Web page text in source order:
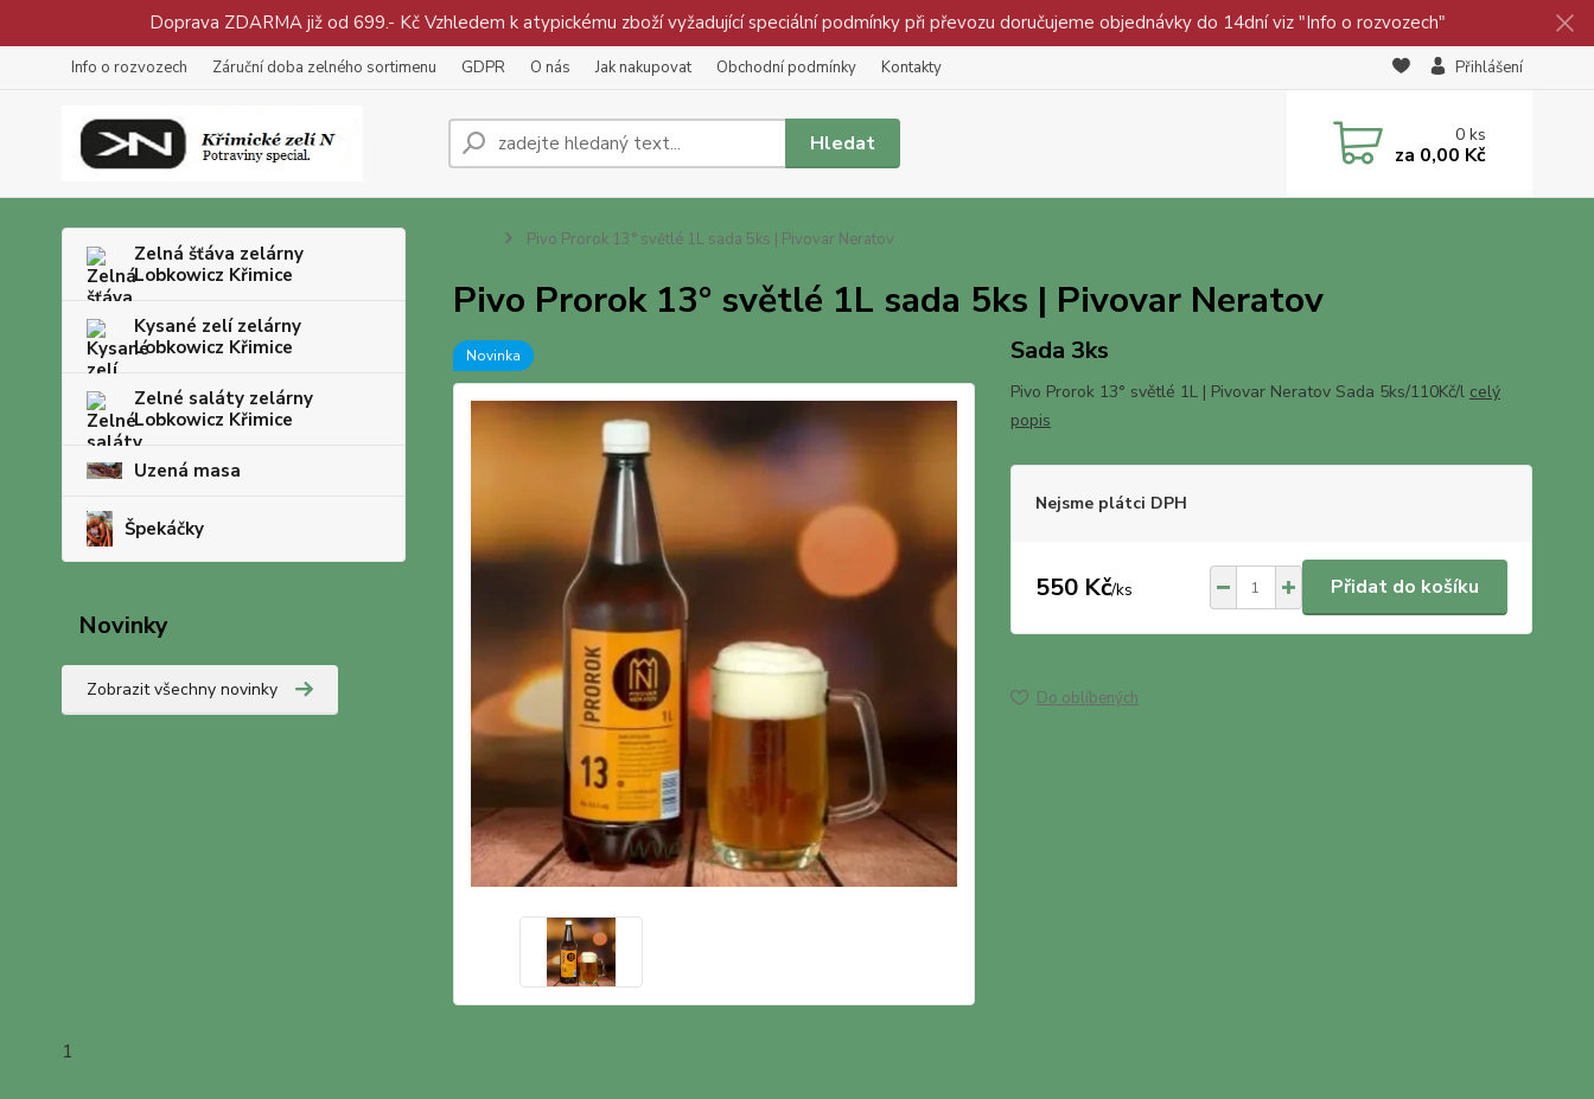
Doprava ZDARMA již od 699.- Kč Vzhledem k atypickému zboží vyžadující speciální podmínky při převozu doručujeme objednávky do 14dní viz "Info o rozvozech"
Info o rozvozech Záruční doba zelného sortimenu GDPR O nás Jak nakupovat Obchodní podmínky Kontakty Přihlášení
Hledat 0ks
za 0,00 Kč
Zelná šťáva zelárny
Lobkowicz Křimice
Kysané zelí zelárny
Lobkowicz Křimice
Zelné saláty zelárny
Lobkowicz Křimice
Uzená masa
Špekáčky
Novinky
Zobrazit všechny novinky
1
Pivo Prorok 13° světlé 1L sada 5ks | Pivovar Neratov
Pivo Prorok 13° světlé 1L sada 5ks | Pivovar Neratov
Novinka Sada 3ks
Pivo Prorok 13° světlé 1L | Pivovar Neratov Sada 5ks/110Kč/l celý
popis
Nejsme plátci DPH
550 Kč/ks Přidat do košíku
Do oblíbených